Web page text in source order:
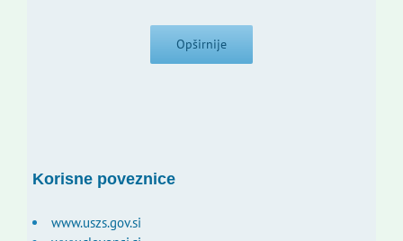
Opširnije
Korisne poveznice
www.uszs.gov.si